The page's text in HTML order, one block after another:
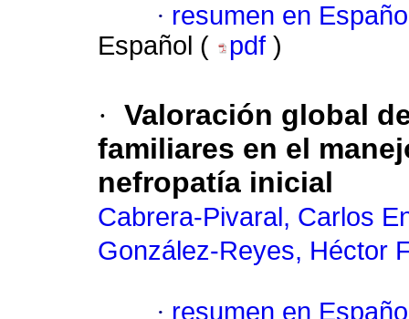
· resumen en
Español (
pdf )
· Valoración global
familiares en el
nefropatía inicial
Cabrera-Pivaral, Carlos
González-Reyes, Héctor
· resumen en